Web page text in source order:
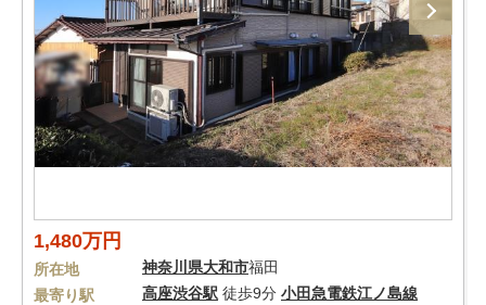
1,480万円
所在地 神奈川県大和市福田
最寄り駅
高座渋谷駅 徒歩9分 小田急電鉄江ノ島線